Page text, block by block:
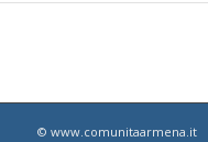
© www.comunitaarmena.it